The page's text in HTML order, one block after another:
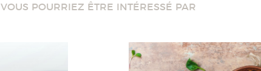
VOUS POURRIEZ ÊTRE INTÉRESSÉ PAR